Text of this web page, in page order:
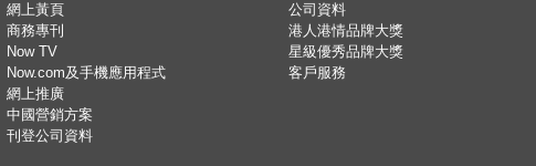
網上黃頁
商務專刊
Now TV
Now.com及手機應用程式
網上推廣
中國營銷方案
刊登公司資料
公司資料
港人港情品牌大獎
星級優秀品牌大獎
客戶服務